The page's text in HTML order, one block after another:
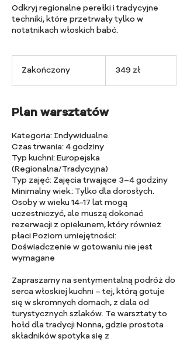
Odkryj regionalne perełki i tradycyjne
techniki, które przetrwały tylko w
notatnikach włoskich babć.
Zakończony
ń
z
o
n
y
polskich
349 zł
Plan warsztatów
Kategoria: Indywidualne
Czas trwania: 4 godziny
Typ kuchni: Europejska
(Regionalna/Tradycyjna)
Typ zajęć: Zajęcia trwające 3–4 godziny
Minimalny wiek: Tylko dla dorosłych.
Osoby w wieku 14-17 lat mogą
uczestniczyć, ale muszą dokonać
rezerwacji z opiekunem, który również
płaci Poziom umiejętności:
Doświadczenie w gotowaniu nie jest
wymagane
Zapraszamy na sentymentalną podróż do
serca włoskiej kuchni – tej, którą gotuje
się w skromnych domach, z dala od
turystycznych szlaków. Te warsztaty to
hołd dla tradycji Nonna, gdzie prostota
składników spotyka się z